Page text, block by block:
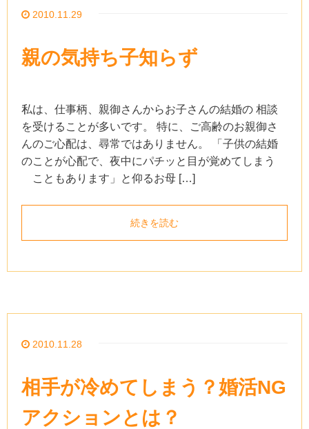
2010.11.29
親の気持ち子知らず
私は、仕事柄、親御さんからお子さんの結婚の 相談
を受けることが多いです。 特に、ご高齢のお親御さ
んのご心配は、尋常ではありません。 「子供の結婚
のことが心配で、夜中にパチッと目が覚めてしまう
こともあります」と仰るお母 […]
続きを読む
2010.11.28
相手が冷めてしまう？婚活NG
アクションとは？